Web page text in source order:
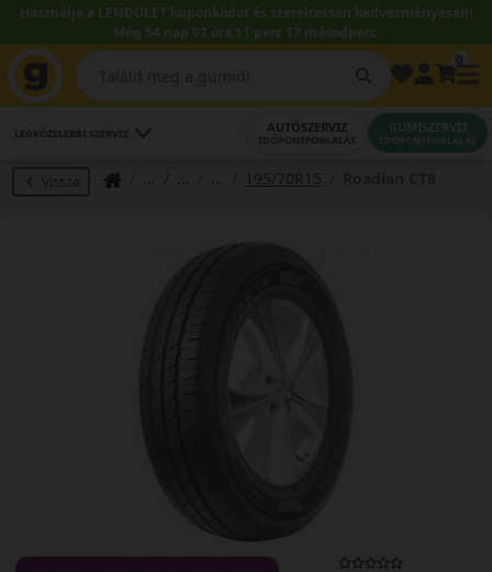
Használja a LENDÜLET kuponkódot és szereltessen kedvezményesen!
Még 54 nap 02 óra 11 perc 17 másodperc.
LEGKÖZELEBBI SZERVIZ AUTÓSZERVIZ
IDŐPONTFOGLALÁS
GUMISZERVIZ
IDŐPONTFOGLALÁS
Vissza 195/70R15